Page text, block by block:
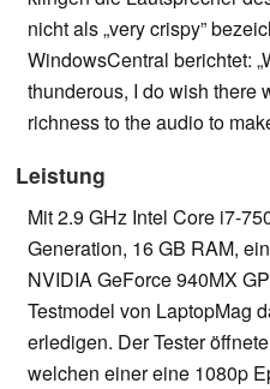
nicht als „very crispy”
WindowsCentral berichtet:
thunderous, I do wish there
richness to the audio to
Leistung
Mit 2.9 GHz Intel Core i7-
Generation, 16 GB RAM,
NVIDIA GeForce 940MX
Testmodel von LaptopMag
erledigen. Der Tester
welchen einer eine 1080p